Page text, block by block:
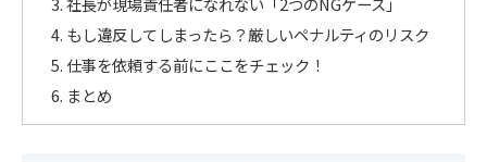
もし違反してしまったら？厳しいペナルティのリスク
仕事を依頼する前にここをチェック！
まとめ